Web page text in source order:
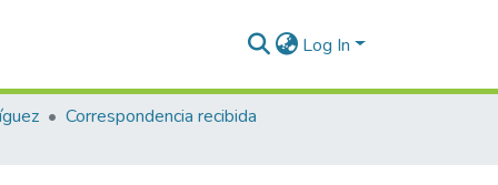
Log In
Correspondencia recibida